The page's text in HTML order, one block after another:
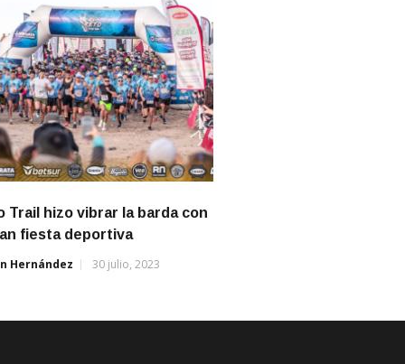
Trail hizo vibrar la barda con
fiesta deportiva
Hernández 30 julio, 2023